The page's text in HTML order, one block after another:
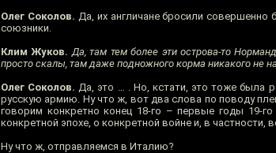
Олег Соколов. Да, их англичане бросили совершенно
союзники.
Клим Жуков. Да, там тем более эти острова-то
просто скалы, там даже подножного корма никакого не
Олег Соколов. Да, это … . Но, кстати, это тоже была
русскую армию. Ну что ж, вот два слова по поводу
говорим конкретно конец 18-го – первые годы 19-
конкретной эпохе, о конкретной войне и, в частности,
Ну что ж, отправляемся в Италию?